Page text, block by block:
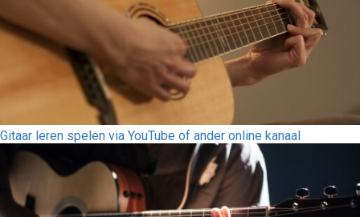
Gitaar leren spelen via YouTube of ander online kanaal